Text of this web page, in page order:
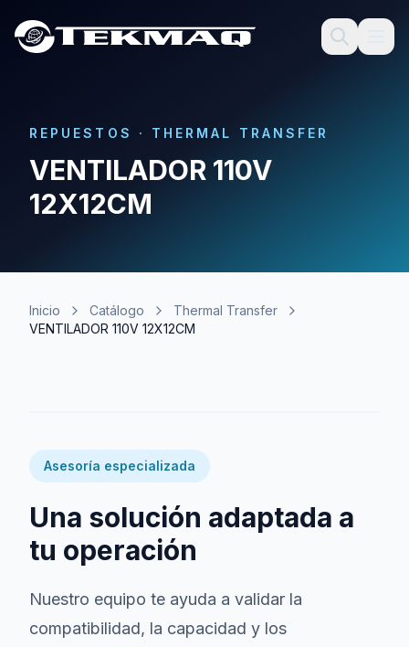
REPUESTOS · THERMAL TRANSFER
VENTILADOR 110V
12X12CM
Inicio Catálogo
Thermal Transfer
VENTILADOR 110V 12X12CM
Asesoría especializada
Una solución adaptada a
tu operación
Nuestro equipo te ayuda a validar la
compatibilidad, la capacidad y los